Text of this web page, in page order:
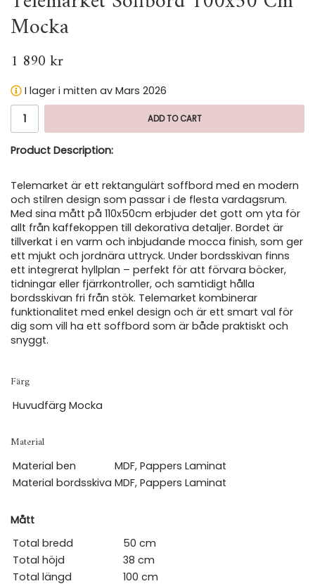
Mocka
1 890 kr
I lager i mitten av Mars 2026
ADD TO CART
Product Description:
Telemarket är ett rektangulärt soffbord med en modern
och stilren design som passar i de flesta vardagsrum.
Med sina mått på 110x50cm erbjuder det gott om yta för
allt från kaffekoppen till dekorativa detaljer. Bordet är
tillverkat i en varm och inbjudande mocca finish, som ger
ett mjukt och jordnära uttryck. Under bordsskivan finns
ett integrerat hyllplan – perfekt för att förvara böcker,
tidningar eller fjärrkontroller, och samtidigt hålla
bordsskivan fri från stök. Telemarket kombinerar
funktionalitet med enkel design och är ett smart val för
dig som vill ha ett soffbord som är både praktiskt och
snyggt.
Färg
Huvudfärg Mocka
Material
Material ben
MDF, Pappers Laminat
Material bordsskiva MDF, Pappers Laminat
Mått
Total bredd
50 cm
Total höjd
38 cm
Total längd
100 cm